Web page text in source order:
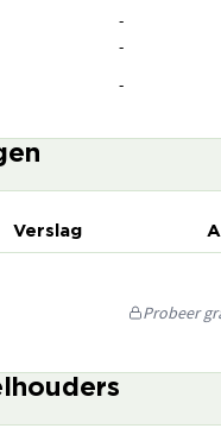
-
-
-
Verslag
Probeer